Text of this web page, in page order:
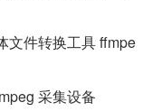
文件转换工具 ffmpe
采集设备